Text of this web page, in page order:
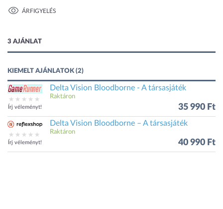
ÁRFIGYELÉS
3 AJÁNLAT
KIEMELT AJÁNLATOK (2)
Írj véleményt!
Delta Vision Bloodborne - A társasjáték
Raktáron
35 990 Ft
Írj véleményt!
Delta Vision Bloodborne – A társasjáték
Raktáron
40 990 Ft